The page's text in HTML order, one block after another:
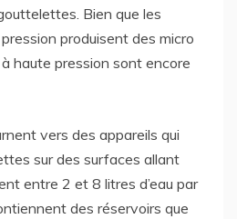
Bien que les
produisent des micro
haute pression sont encore
vers des appareils qui
sur des surfaces allant
entre 2 et 8 litres d’eau par
des réservoirs que